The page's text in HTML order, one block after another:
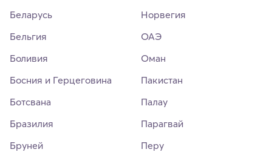
Беларусь
Бельгия
Боливия
Босния и Герцеговина
Ботсвана
Бразилия
Бруней
Норвегия
ОАЭ
Оман
Пакистан
Палау
Парагвай
Перу